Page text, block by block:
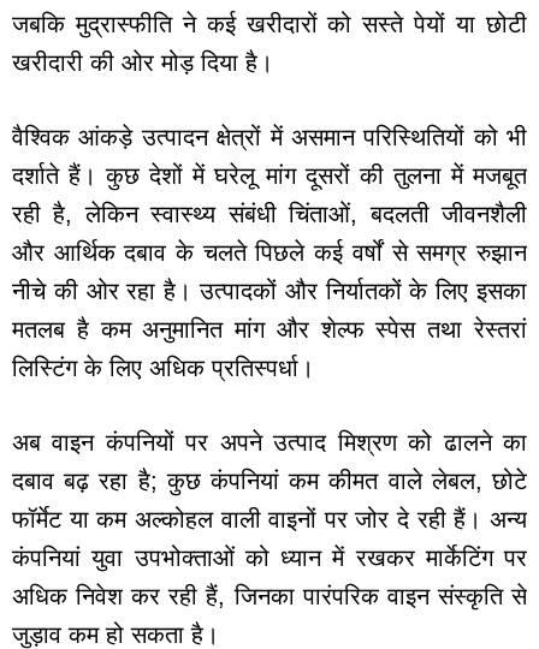
जबकि मुद्रास्फीति ने कई खरीदारों को सस्ते पेयों या छोटी
खरीदारी की ओर मोड़ दिया है।
वैश्विक आंकड़े उत्पादन क्षेत्रों में असमान परिस्थितियों को भी
दर्शाते हैं। कुछ देशों में घरेलू मांग दूसरों की तुलना में मजबूत
रही है, लेकिन स्वास्थ्य संबंधी चिंताओं, बदलती जीवनशैली
और आर्थिक दबाव के चलते पिछले कई वर्षों से समग्र रुझान
नीचे की ओर रहा है। उत्पादकों और निर्यातकों के लिए इसका
मतलब है कम अनुमानित मांग और शेल्फ स्पेस तथा रेस्तरां
लिस्टिंग के लिए अधिक प्रतिस्पर्धा।
अब वाइन कंपनियों पर अपने उत्पाद मिश्रण को ढालने का
दबाव बढ़ रहा है; कुछ कंपनियां कम कीमत वाले लेबल, छोटे
फॉर्मेट या कम अल्कोहल वाली वाइनों पर जोर दे रही हैं। अन्य
कंपनियां युवा उपभोक्ताओं को ध्यान में रखकर मार्केटिंग पर
अधिक निवेश कर रही हैं, जिनका पारंपरिक वाइन संस्कृति से
जुड़ाव कम हो सकता है।